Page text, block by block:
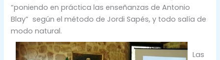
“poniendo en práctica las enseñanzas de Antonio
Blay” según el método de Jordi Sapés, y todo salía de
modo natural.
Las